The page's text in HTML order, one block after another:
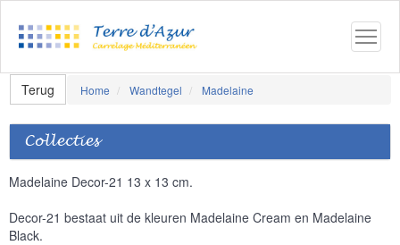
Terug Home Wandtegel Madelaine
Collecties
Madelaine Decor-21 13 x 13 cm.
Decor-21 bestaat uit de kleuren Madelaine Cream en Madelaine
Black.